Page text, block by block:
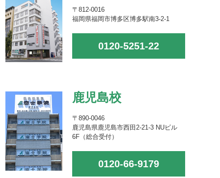
〒812-0016
福岡県福岡市博多区博多駅南3-2-1
0120-5251-22
鹿児島校
〒890-0046
鹿児島県鹿児島市西田2-21-3 NUビル
6F（総合受付）
0120-66-9179